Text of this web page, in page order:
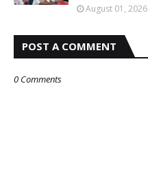
August 01, 2026
POST A COMMENT
0 Comments